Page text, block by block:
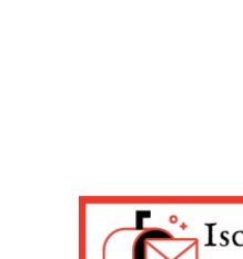
scegliere chi utilizza i tuoi
Approfondisci come
e imposta le tue